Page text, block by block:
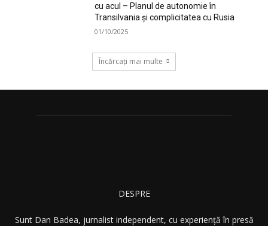
cu acul – Planul de autonomie în
Transilvania și complicitatea cu Rusia
01/10/2025
Încărcați mai multe
DESPRE
Sunt Dan Badea, jurnalist independent, cu experiență în presă